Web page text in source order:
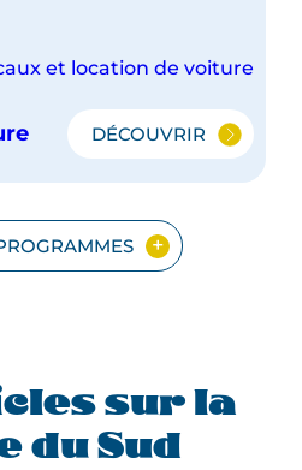
et location de voiture
DÉCOUVRIR
SÉOUL
sur la
du Sud